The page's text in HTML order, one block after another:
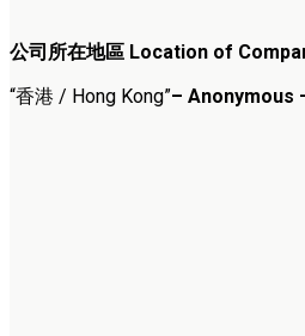
公司所在地區 Location of
“香港 / Hong Kong”– Anonymous